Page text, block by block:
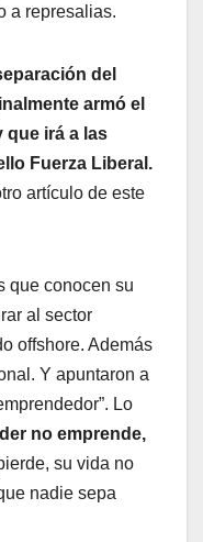
a represalias.
del
armó el
que irá a las
Fuerza Liberal.
artículo de este
que conocen su
al sector
offshore. Además
Y apuntaron a
Lo
no emprende,
su vida no
nadie sepa